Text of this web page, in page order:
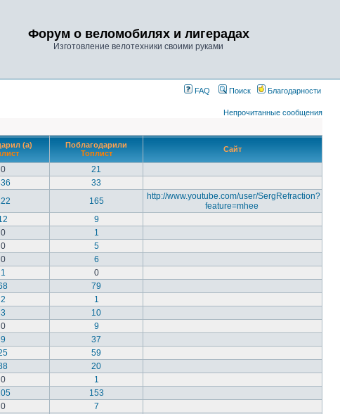
Форум о веломобилях и лигерадах
Изготовление велотехники своими руками
FAQ Поиск Благодарности
Непрочитанные сообщения
(а)
Поблагодарили
Топлист
Сайт
0
21
33
165
http://www.youtube.com/user/SergRefraction?
feature=mhee
9
0
1
0
5
0
6
1
0
79
2
1
3
10
0
9
9
37
59
20
0
1
153
0
7